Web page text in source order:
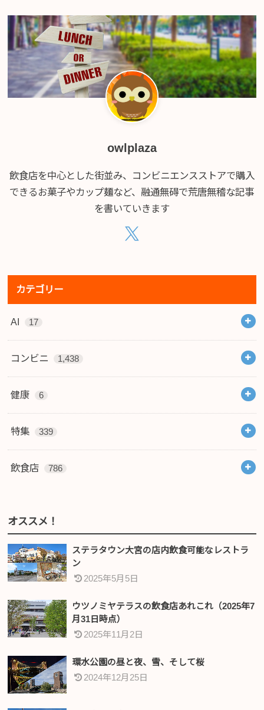
owlplaza
飲食店を中心とした街並み、コンビニエンスストアで購入
できるお菓子やカップ麺など、融通無碍で荒唐無稽な記事
を書いていきます
カテゴリー
AI 17
コンビニ 1,438
健康 6
特集 339
飲食店 786
オススメ！
ステラタウン大宮の店内飲食可能なレストラ
ン
2025年5月5日
ウツノミヤテラスの飲食店あれこれ（2025年7
月31日時点）
2025年11月2日
環水公園の昼と夜、雪、そして桜
2024年12月25日